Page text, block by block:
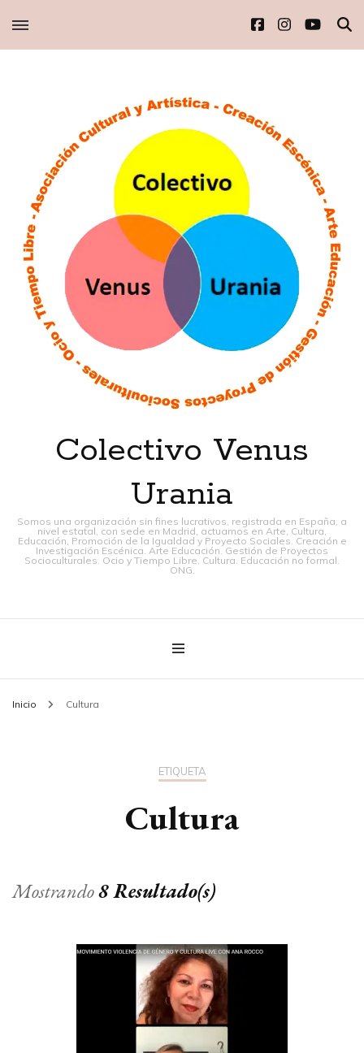
Colectivo Venus
Urania
Somos una organización sin fines lucrativos, registrada en España, a
nivel estatal, con sede en Madrid, actuamos en Arte, Cultura,
Educación, Promoción de la Igualdad y Proyecto Sociales. Creación e
Investigación Escénica. Arte Educación. Gestión de Proyectos
Socioculturales. Ocio y Tiempo Libre. Cultura. Educación no formal.
ONG.
Inicio Cultura
ETIQUETA
Cultura
Mostrando8 Resultado(s)